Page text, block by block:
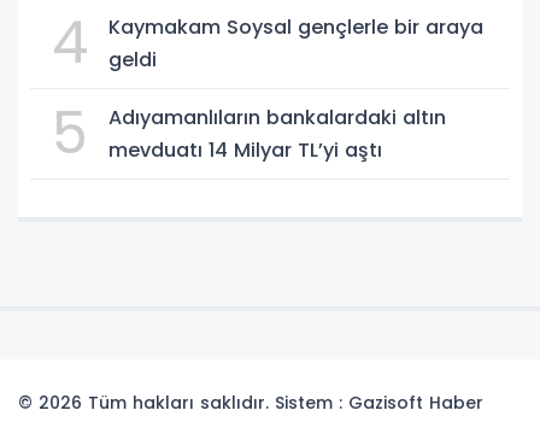
4
Kaymakam Soysal gençlerle bir araya
geldi
5
Adıyamanlıların bankalardaki altın
mevduatı 14 Milyar TL’yi aştı
© 2026 Tüm hakları saklıdır. Sistem : Gazisoft Haber